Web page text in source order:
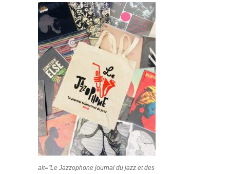
alt="Le Jazzophone journal du jazz et des